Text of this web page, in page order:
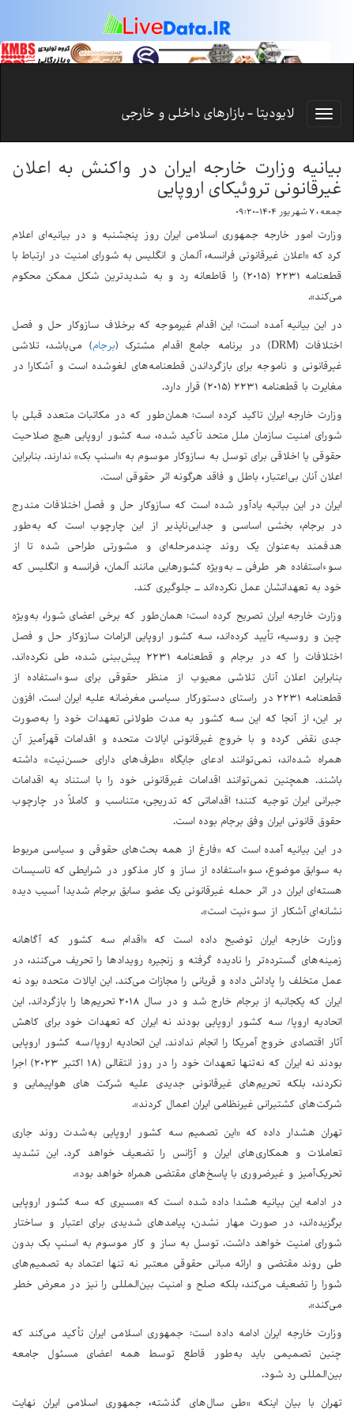
لایودیتا - بازارهای داخلی و خارجی
بیانیه وزارت خارجه ایران در واکنش به اعلان
غیرقانونی تروئیکای اروپایی
جمعه ، ۷ شهریور ۱۴۰۴-۰۹:۲۰
وزارت امور خارجه جمهوری اسلامی ایران روز پنجشنبه و در بیانیه‌ای اعلام
کرد که «اعلان غیرقانونی فرانسه، آلمان و انگلیس به شورای امنیت در ارتباط با
قطعنامه ۲۲۳۱ (۲۰۱۵) را قاطعانه رد ‌و به شدیدترین شکل ممکن محکوم
می‌کند».
در این بیانیه آمده است: این اقدام غیرموجه که برخلاف سازوکار حل و فصل
اختلافات (DRM) در برنامه جامع اقدام مشترک (
برجام) می‌باشد، تلاشی
غیرقانونی و ناموجه برای بازگرداندن قطعنامه‌های لغوشده است و آشکارا در
مغایرت با قطعنامه ۲۲۳۱ (۲۰۱۵) قرار دارد.
وزارت خارجه ایران تاکید کرده است: همان‌طور که در مکاتبات متعدد قبلی با
شورای امنیت سازمان ملل متحد تأکید شده، سه کشور اروپایی هیچ صلاحیت
حقوقی یا اخلاقی برای توسل به سازوکار موسوم به «اسنپ بک» ندارند. بنابراین
اعلان آنان بی‌اعتبار، باطل و فاقد هرگونه اثر حقوقی است.
ایران در این بیانیه یادآور شده است که سازوکار حل و فصل اختلافات مندرج
در برجام، بخشی اساسی و جدایی‌ناپذیر از این چارچوب است که به‌طور
هدفمند به‌عنوان یک روند چندمرحله‌ای و مشورتی طراحی شده تا از
سوء‌استفاده هر طرفی ــ به‌ویژه کشورهایی مانند آلمان، فرانسه و انگلیس که
خود به تعهداتشان عمل نکرده‌اند ــ جلوگیری کند.
وزارت خارجه ایران تصریح کرده است: همان‌طور که برخی اعضای شورا، به‌ویژه
چین و روسیه، تأیید کرده‌اند، سه کشور اروپایی الزامات سازوکار حل و فصل
اختلافات را که در برجام و قطعنامه ۲۲۳۱ پیش‌بینی شده، طی نکرده‌اند.
بنابراین اعلان آنان تلاشی معیوب از منظر حقوقی برای سوء‌استفاده از
قطعنامه ۲۲۳۱ در راستای دستورکار سیاسی مغرضانه علیه ایران است. افزون
بر این، از آنجا که این سه کشور به مدت طولانی تعهدات خود را به‌صورت
جدی نقض کرده و با خروج غیرقانونی ایالات متحده و اقدامات قهرآمیز آن
همراه شده‌اند، نمی‌توانند ادعای جایگاه «طرف‌های دارای حسن‌نیت» داشته
باشند. همچنین نمی‌توانند اقدامات غیرقانونی خود را با استناد به اقدامات
جبرانی ایران توجیه کنند؛ اقداماتی که تدریجی، متناسب و کاملاً در چارچوب
حقوق قانونی ایران وفق برجام بوده است.
در این بیانیه آمده است که «فارغ از همه بحث‌های حقوقی و سیاسی مربوط
به سوابق موضوع، سوءاستفاده از ساز و کار مذکور در شرایطی که تاسیسات
هسته‌ای ایران در اثر حمله غیرقانونی یک عضو سابق برجام شدیدا آسیب دیده
نشانه‌ای آشکار از سوءنیت است».
وزارت خارجه ایران توضیح داده است که «اقدام سه کشور که آگاهانه
زمینه‌های گسترده‌تر را نادیده گرفته و زنجیره رویدادها را تحریف می‌کنند، در
عمل متخلف را پاداش داده و قربانی را مجازات می‌کند. این ایالات متحده بود نه
ایران که یکجانبه از برجام خارج شد و در سال ۲۰۱۸ تحریم‌ها را بازگرداند. این
اتحادیه اروپا/ سه کشور اروپایی بودند نه ایران که تعهدات خود برای کاهش
آثار اقتصادی خروج آمریکا را انجام ندادند. این اتحادیه اروپا/سه کشور اروپایی
بودند نه ایران که نه‌تنها تعهدات خود را در روز انتقالی (۱۸ اکتبر ۲۰۲۳) اجرا
نکردند، بلکه تحریم‌های غیرقانونی جدیدی علیه شرکت های هواپیمایی‌ و
شرکت‌های کشتیرانی غیرنظامی ایران اعمال کردند».
تهران هشدار داده که «این تصمیم سه کشور اروپایی به‌شدت روند جاری
تعاملات و همکاری‌های ایران و آژانس را تضعیف خواهد کرد. این تشدید
تحریک‌آمیز و غیرضروری با پاسخ‌های مقتضی همراه خواهد بود».
در ادامه این بیانیه هشدا داده شده است که «مسیری که سه کشور اروپایی
برگزیده‌اند، در صورت مهار نشدن، پیامدهای شدیدی برای اعتبار و ساختار
شورای امنیت خواهد داشت. توسل به ساز و کار موسوم به اسنپ بک بدون
طی روند مقتضی و ارائه مبانی حقوقی معتبر نه‌ تنها اعتماد به تصمیم‌های
شورا را تضعیف می‌کند، بلکه صلح و امنیت بین‌المللی را نیز در معرض خطر
می‌کند».
وزارت خارجه ایران ادامه داده است: جمهوری اسلامی ایران تأکید می‌کند که
چنین تصمیمی باید به‌طور قاطع توسط همه اعضای مسئول جامعه
بین‌المللی رد شود.
تهران با بیان اینکه «طی سال‌های گذشته، جمهوری اسلامی ایران نهایت